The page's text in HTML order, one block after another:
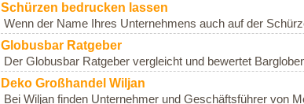
Schürzen bedrucken lassen
Wenn der Name Ihres Unternehmens auch auf der
Globusbar Ratgeber
Der Globusbar Ratgeber vergleicht und bewertet
Deko Großhandel Wiljan
Bei Wiljan finden Unternehmer und Geschäftsführer von